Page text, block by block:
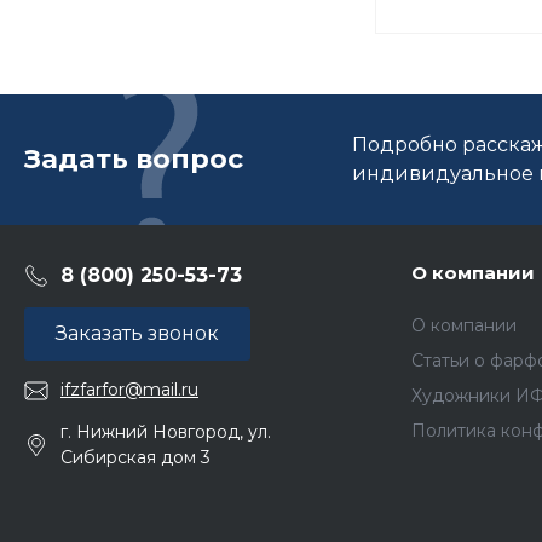
Задать вопрос
Подробно
индивидуальное
8 (800) 250-53-73
Заказать звонок
ifzfarfor@mail.ru
г. Нижний Новгород, ул.
Сибирская дом 3
О компании
О компании
Статьи о
Художники
Политика